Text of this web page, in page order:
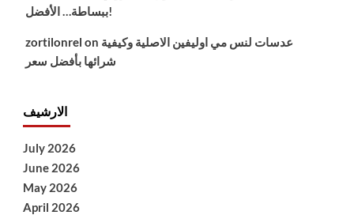
ببساطة… الأفضل!
zortilonrel on عدسات لنس مي اوليفين الاصلية وكيفية
شرائها بأفضل سعر
الارشيف
July 2026
June 2026
May 2026
April 2026